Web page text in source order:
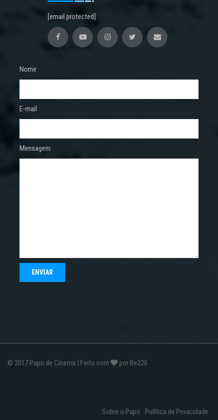
[email protected]
Nome
E-mail
Mensagem
© 2017 Papo de Cinema | Feito com por Be220
Sobre o Papo Política de Privacidade